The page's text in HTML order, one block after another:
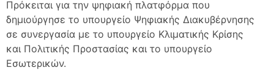
Πρόκειται για την ψηφιακή πλατφόρμα που
δημιούργησε το υπουργείο Ψηφιακής Διακυβέρνησης
σε συνεργασία με το υπουργείο Κλιματικής Κρίσης
και Πολιτικής Προστασίας και το υπουργείο
Εσωτερικών.